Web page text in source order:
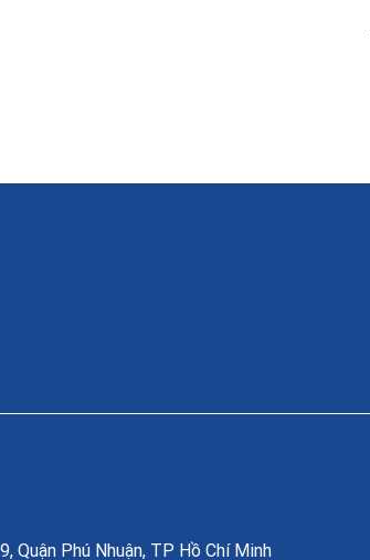
Quận Phú Nhuận, TP Hồ Chí Minh